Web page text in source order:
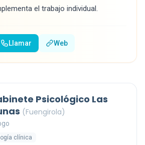
el trabajo individual.
Llamar Web
Psicológico Las
(Fuengirola)
clínica